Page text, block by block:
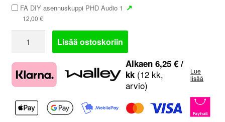
FA DIY asennuskuppi PHD Audio 1 ↗
12,00 €
Audio
1.1
Twe
Suomi-
edition
Lisää ostoskoriin
Alkaen 6,25 €/
kk(12 kk,
arvio)
Lue
lisää